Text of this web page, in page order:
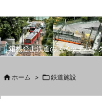
箱根登山鉄道のスイッチバッ
 ホーム > 鉄道施設